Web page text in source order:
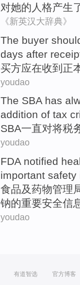
对她的人格产生
《新英汉大辞典》
The buyer
days after
买方应在收到正
youdao
The SBA has
addition of tax
SBA一直对将税
youdao
FDA notified
important safety
食品及药物管理
钠的重要安全信
youdao
有道智选 官方博客